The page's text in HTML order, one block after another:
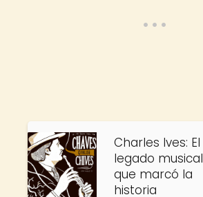
Charles Ives: El
legado musical
que marcó la
historia